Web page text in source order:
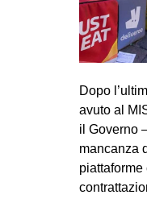
Dopo
avuto al
il Governo
mancanza